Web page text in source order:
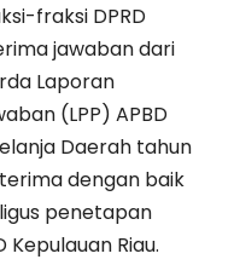
fraksi DPRD
jawaban dari
Laporan
(LPP) APBD
Daerah tahun
dengan baik
penetapan
Riau.